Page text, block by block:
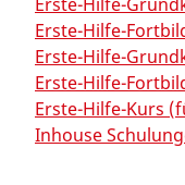
Erste-Hilfe-
Erste-Hilfe-
Erste-Hilfe-
Erste-Hilfe-Kurs
Inhouse